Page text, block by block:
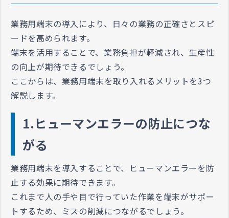
業務用端末の導入により、日々の業務の正確さとスピ
ードを高められます。
端末を活用することで、業務負担が軽減され、生産性
の向上が期待できるでしょう。
ここからは、業務用端末を取り入れるメリットを3つ
解説します。
1.ヒューマンエラーの防止につな
がる
業務用端末を導入することで、ヒューマンエラーを防
止する効果に期待できます。
これまで人の手や目で行っていた作業を端末がサポー
トするため、ミスの削減につながるでしょう。